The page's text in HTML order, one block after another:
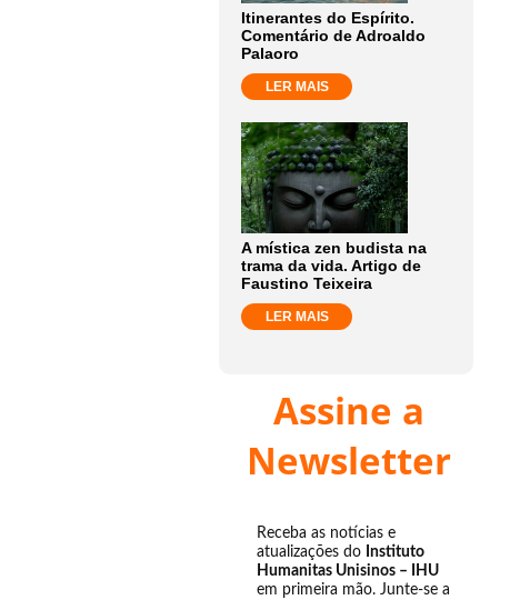
Itinerantes do Espírito.
Comentário de Adroaldo
Palaoro
LER MAIS
A mística zen budista na
trama da vida. Artigo de
Faustino Teixeira
LER MAIS
Assine a
Newsletter
Receba as notícias e
atualizações do Instituto
Humanitas Unisinos – IHU
em primeira mão. Junte-se a